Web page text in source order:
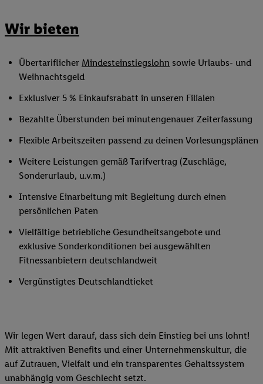
Wir bieten
Übertariflicher Mindesteinstiegslohn sowie Urlaubs- und
Weihnachtsgeld
Exklusiver 5 % Einkaufsrabatt in unseren Filialen
Bezahlte Überstunden bei minutengenauer Zeiterfassung
Flexible Arbeitszeiten passend zu deinen Vorlesungsplänen
Weitere Leistungen gemäß Tarifvertrag (Zuschläge,
Sonderurlaub, u.v.m.)
Intensive Einarbeitung mit Begleitung durch einen
persönlichen Paten
Vielfältige betriebliche Gesundheitsangebote und
exklusive Sonderkonditionen bei ausgewählten
Fitnessanbietern deutschlandweit
Vergünstigtes Deutschlandticket
Wir legen Wert darauf, dass sich dein Einstieg bei uns lohnt!
Mit attraktiven Benefits und einer Unternehmenskultur, die
auf Zutrauen, Vielfalt und ein transparentes Gehaltssystem
unabhängig vom Geschlecht setzt.